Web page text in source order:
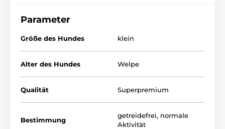
Hoher Anteil an tierischen Zutaten, geeignet für
Kleine Kroketten + höherer Energiegehalt.
Unterstützung von Wachstum sowie gesunder Haut
Parameter
Größe des Hundes klein
Alter des Hundes Welpe
Qualität Superpremium
Bestimmung
getreidefrei, normale
Aktivität